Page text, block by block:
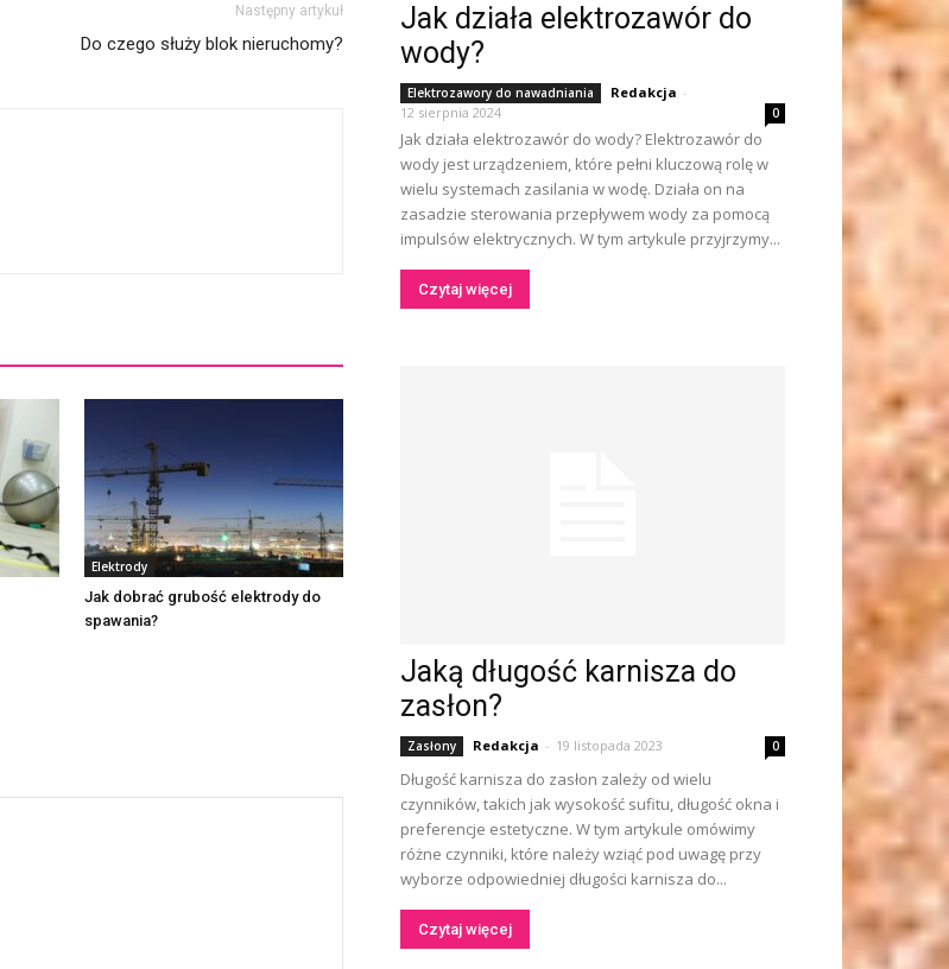
Następny artykuł
Do czego służy blok nieruchomy?
Elektrody
Jak dobrać grubość elektrody do
spawania?
Jak działa elektrozawór do
wody?
Elektrozawory do nawadniania Redakcja -
12 sierpnia 2024
0
Jak działa elektrozawór do wody? Elektrozawór do
wody jest urządzeniem, które pełni kluczową rolę w
wielu systemach zasilania w wodę. Działa on na
zasadzie sterowania przepływem wody za pomocą
impulsów elektrycznych. W tym artykule przyjrzymy...
Czytaj więcej
Jaką długość karnisza do
zasłon?
Zasłony Redakcja - 19 listopada 2023 0
Długość karnisza do zasłon zależy od wielu
czynników, takich jak wysokość sufitu, długość okna i
preferencje estetyczne. W tym artykule omówimy
różne czynniki, które należy wziąć pod uwagę przy
wyborze odpowiedniej długości karnisza do...
Czytaj więcej